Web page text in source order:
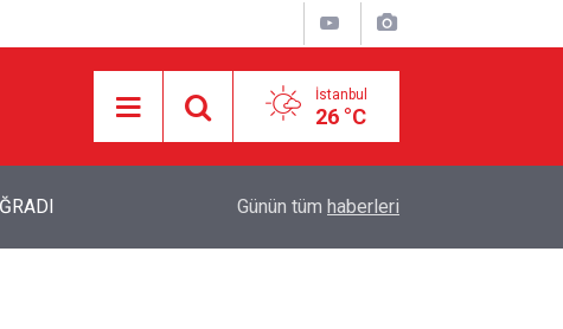
İstanbul
26 °C
TRUMP’IN “GANİMET” SÖZLERİNE
Günün tüm haberleri